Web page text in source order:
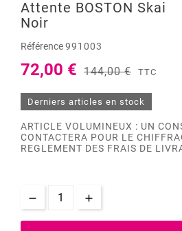
Attente BOSTON Skai
Noir
Référence991003
72,00 € 144,00 € TTC
Derniers articles en stock
ARTICLE VOLUMINEUX : UN
CONTACTERA POUR LE
REGLEMENT DES FRAIS DE